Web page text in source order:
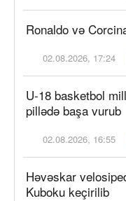
Ronaldo və
02.08.2026, 17:24
U-18 basketbol
pillədə başa vurub
02.08.2026, 16:55
Həvəskar
Kuboku keçirilib